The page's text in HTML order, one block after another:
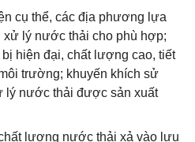
cụ thể, các địa phương lựa
xử lý nước thải cho phù hợp;
hiện đại, chất lượng cao, tiết
trường; khuyến khích sử
lý nước thải được sản xuất
lượng nước thải xả vào lưu